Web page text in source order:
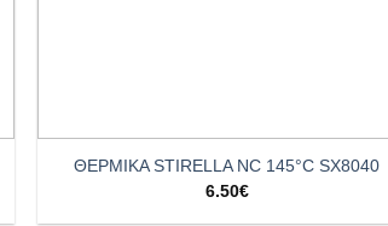
ΘΕΡΜΙΚΑ STIRELLA NC 145°C SX8040
6.50€